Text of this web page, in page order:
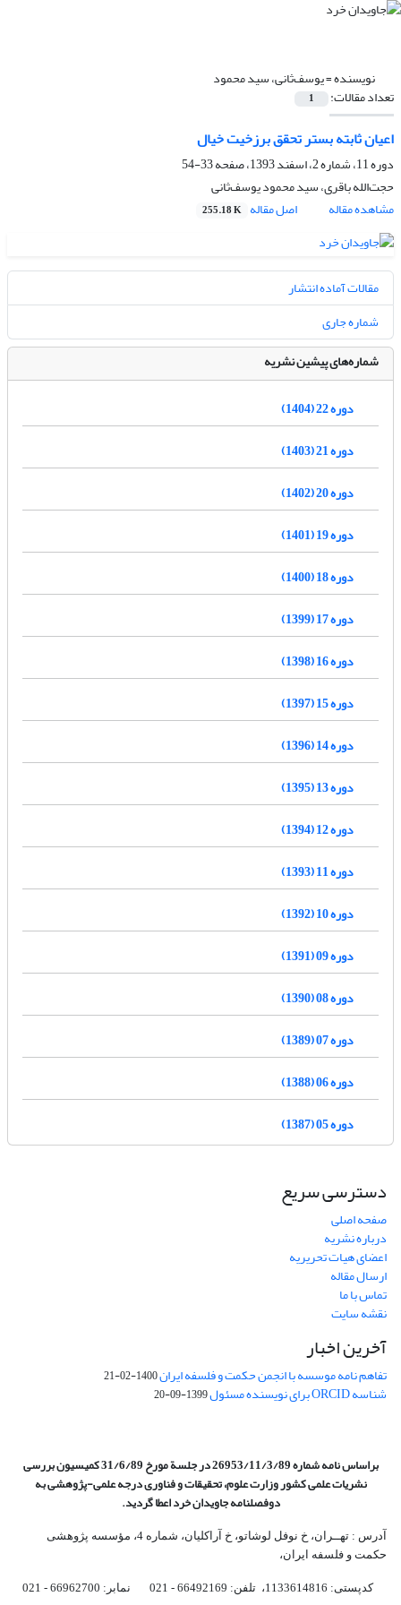
نویسنده =یوسف‌ثانی، سید محمود
تعداد مقالات: 1
اعیان ثابته بستر تحقق برزخیت خیال
دوره 11، شماره 2، اسفند 1393، صفحه
33-54
حجت‌الله باقری، سید محمود یوسف‌ثانی
مشاهده مقاله
اصل مقاله 255.18 K
مقالات آماده انتشار
شماره جاری
شماره‌های پیشین نشریه
دوره 22 (1404)
دوره 21 (1403)
دوره 20 (1402)
دوره 19 (1401)
دوره 18 (1400)
دوره 17 (1399)
دوره 16 (1398)
دوره 15 (1397)
دوره 14 (1396)
دوره 13 (1395)
دوره 12 (1394)
دوره 11 (1393)
دوره 10 (1392)
دوره 09 (1391)
دوره 08 (1390)
دوره 07 (1389)
دوره 06 (1388)
دوره 05 (1387)
دسترسی سریع
صفحه اصلی
درباره نشریه
اعضای هیات تحریریه
ارسال مقاله
تماس با ما
نقشه سایت
آخرین اخبار
تفاهم نامه موسسه با انجمن حکمت و فلسفه ایران1400-02-21
شناسه ORCID برای نویسنده مسئول 1399-09-20
براساس نامه شماره 26953/11/3/89 در جلسة مورخ 31/6/89 کمیسیون
بررسی
نشریات علمی کشور وزارت علوم، تحقیقات و فناوری درجه علمی‌-پژوهشیبه
دوفصلنامه جاویدان خرد اعطا گردید.
آدرس : تهــران، خ نوفل لوشاتو، خ آراکلیان، شماره 4،‌ مؤسسه پژوهشی
حکمت و فلسفه ایران،‌
کدپستی: 1133614816، تلفن: 66492169 - 021 نمابر: 66962700 - 021